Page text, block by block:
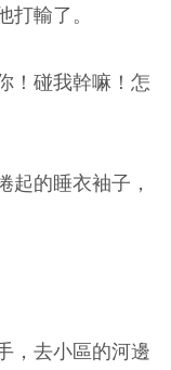
輸了。
！碰我幹嘛！怎
起的睡衣袖子，
，去小區的河邊